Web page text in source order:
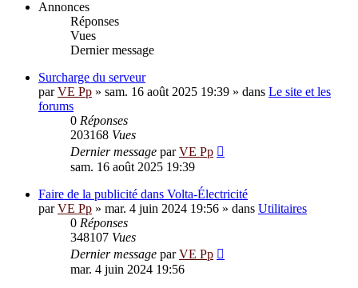
Annonces
Réponses
Vues
Dernier message
Surcharge du serveur
parVE Pp » sam. 16 août 2025 19:39 » dans Le site et les
forums
0 Réponses
203168 Vues
Dernier message parVE Pp
sam. 16 août 2025 19:39
Faire de la publicité dans Volta-Électricité
parVE Pp » mar. 4 juin 2024 19:56 » dans Utilitaires
0 Réponses
348107 Vues
Dernier message parVE Pp
mar. 4 juin 2024 19:56